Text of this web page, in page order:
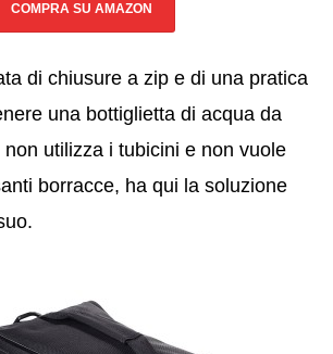
COMPRA SU AMAZON
di chiusure a zip e di una pratica
una bottiglietta di acqua da
utilizza i tubicini e non vuole
borracce, ha qui la soluzione